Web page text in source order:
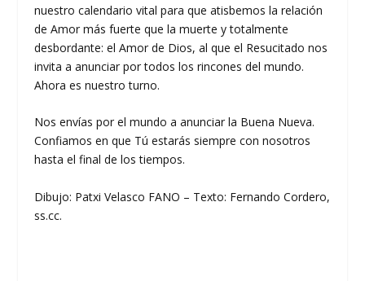
nuestro calendario vital para que atisbemos la relación
de Amor más fuerte que la muerte y totalmente
desbordante: el Amor de Dios, al que el Resucitado nos
invita a anunciar por todos los rincones del mundo.
Ahora es nuestro turno.
Nos envías por el mundo a anunciar la Buena Nueva.
Confiamos en que Tú estarás siempre con nosotros
hasta el final de los tiempos.
Dibujo: Patxi Velasco FANO – Texto: Fernando Cordero,
ss.cc.